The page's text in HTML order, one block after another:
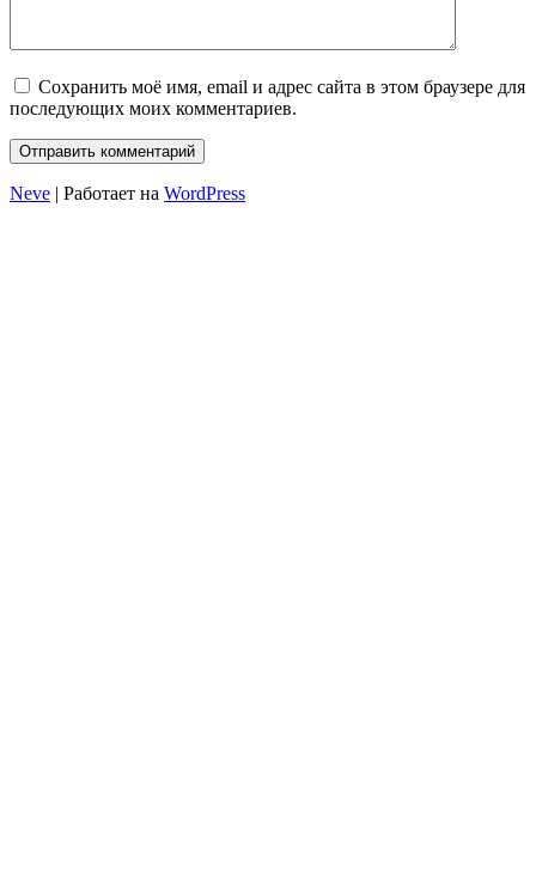
Сохранить моё имя, email и адрес сайта в этом браузере для
последующих моих комментариев.
Neve | Работает на WordPress